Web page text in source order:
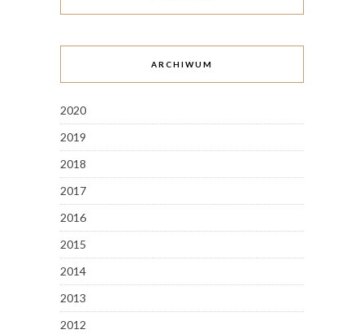
ARCHIWUM
2020
2019
2018
2017
2016
2015
2014
2013
2012